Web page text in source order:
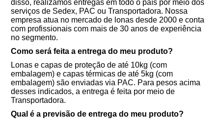
disso, realizamos entregas em todo o país por meio dos
serviços de Sedex, PAC ou Transportadora. Nossa
empresa atua no mercado de lonas desde 2000 e conta
com profissionais com mais de 30 anos de experiência
no segmento.
Como será feita a entrega do meu produto?
Lonas e capas de proteção de até 10kg (com
embalagem) e capas térmicas de até 5kg (com
embalagem) são enviadas via PAC. Para pesos acima
desses indicados, a entrega é feita por meio de
Transportadora.
Qual é a previsão de entrega do meu produto?